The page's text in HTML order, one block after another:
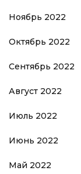
Ноябрь 2022
Октябрь 2022
Сентябрь 2022
Август 2022
Июль 2022
Июнь 2022
Май 2022